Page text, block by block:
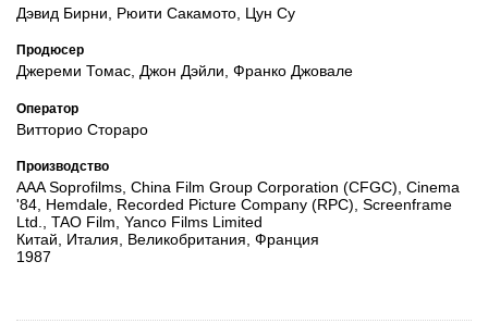
Дэвид Бирни, Рюити Сакамото, Цун Су
Продюсер
Джереми Томас, Джон Дэйли, Франко Джовале
Оператор
Витторио Стораро
Производство
AAA Soprofilms, China Film Group Corporation (CFGC), Cinema
'84, Hemdale, Recorded Picture Company (RPC), Screenframe
Ltd., TAO Film, Yanco Films Limited
Китай, Италия, Великобритания, Франция
1987